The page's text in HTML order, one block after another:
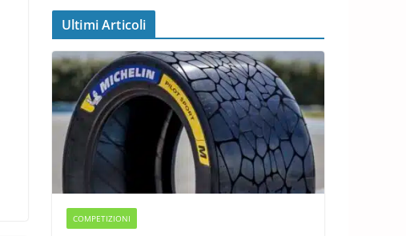
Ultimi Articoli
COMPETIZIONI